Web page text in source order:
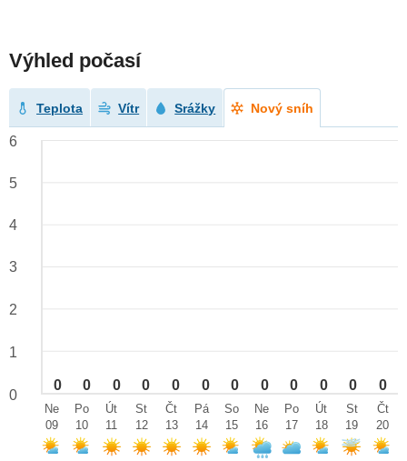
Výhled počasí
Teplota Vítr Srážky Nový sníh
0 0 0 0 0 0 0 0 0 0 0 0
6
5
4
3
2
1
0
Ne
09
Po
10
Út
11
St
12
Čt
13
Pá
14
So
15
Ne
16
Po
17
Út
18
St
19
Čt
20